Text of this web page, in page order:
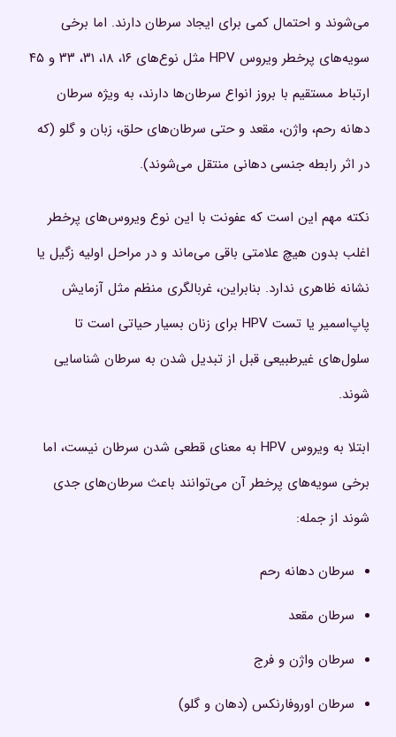
می‌شوند و احتمال کمی برای ایجاد سرطان دارند. اما برخی
سویه‌های پرخطر ویروس HPV مثل نوع‌های ۱۶، ۱۸، ۳۱، ۳۳ و ۴۵
ارتباط مستقیم با بروز انواع سرطان‌ها دارند، به ویژه سرطان
دهانه رحم، واژن، مقعد و حتی سرطان‌های حلق، زبان و گلو (که
در اثر رابطه جنسی دهانی منتقل می‌شوند).
نکته مهم این است که عفونت با این نوع ویروس‌های پرخطر
اغلب بدون هیچ علامتی باقی می‌ماند و در مراحل اولیه زگیل یا
نشانه ظاهری ندارد. بنابراین، غربالگری منظم مثل آزمایش
پاپ‌اسمیر یا تست HPV برای زنان بسیار حیاتی است تا
سلول‌های غیرطبیعی قبل از تبدیل شدن به سرطان شناسایی
شوند.
ابتلا به ویروس HPV به معنای قطعی شدن سرطان نیست، اما
برخی سویه‌های پرخطر آن می‌توانند باعث سرطان‌های جدی
شوند از جمله:
سرطان دهانه رحم
سرطان مقعد
سرطان واژن و فرج
سرطان اوروفارنکس (دهان و گلو)